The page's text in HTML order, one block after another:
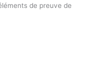
de preuve de